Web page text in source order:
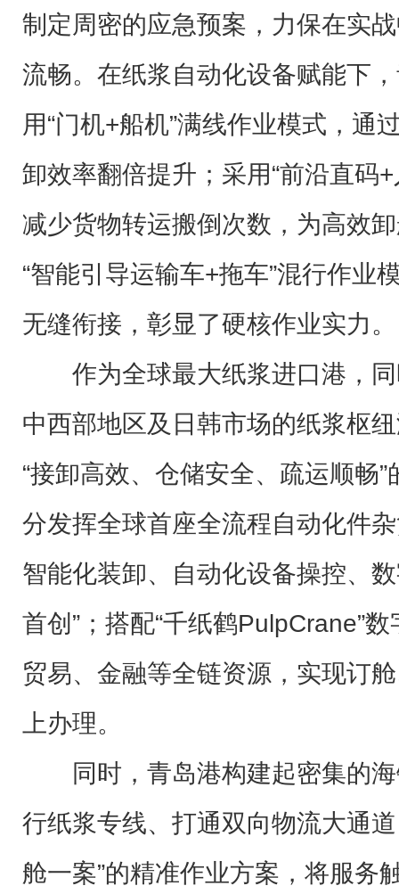
制定周密的应急预案，力保在实
流畅。在纸浆自动化设备赋能下
用“门机+船机”满线作业模式，通
卸效率翻倍提升；采用“前沿直码
减少货物转运搬倒次数，为高效
“智能引导运输车+拖车”混行作业
无缝衔接，彰显了硬核作业实力。
作为全球最大纸浆进口港，
中西部地区及日韩市场的纸浆枢
“接卸高效、仓储安全、疏运顺畅
分发挥全球首座全流程自动化件
智能化装卸、自动化设备操控、
首创”；搭配“千纸鹤PulpCrane”
贸易、金融等全链资源，实现订
上办理。
同时，青岛港构建起密集的
行纸浆专线、打通双向物流大通
舱一案”的精准作业方案，将服务